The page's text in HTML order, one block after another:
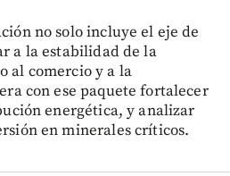
no solo incluye el eje de
a la estabilidad de la
al comercio y a la
con ese paquete fortalecer
energética, y analizar
en minerales críticos.